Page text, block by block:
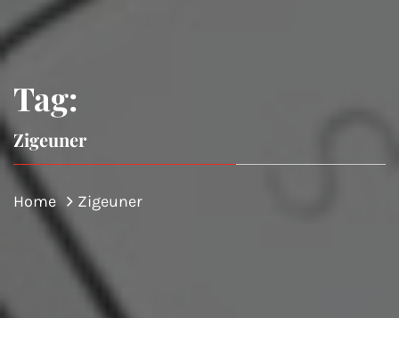
Tag:
Zigeuner
Home Zigeuner